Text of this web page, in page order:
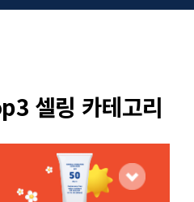
셀링 카테고리